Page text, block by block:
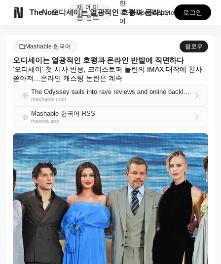
TheNote
제
품
에이
전트
오디세이는 열광적인 호평과 온라인 반발에 직면하다
한
국
어
GooglePlay
AppStore 로그인
Mashable 한국어 팔로우
오디세이는 열광적인 호평과 온라인 반발에 직면하다
'오디세이' 첫 시사 반응, 크리스토퍼 놀란의 IMAX 대작에 찬사
쏟아져…온라인 캐스팅 논란은 계속
The Odyssey sails into rave reviews and online backlash
mashable.com
Mashable 한국어 RSS
thenote.app